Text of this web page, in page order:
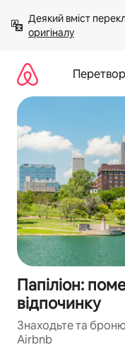
вмісту
Деякий вміст
оригіналу
Папіліон:
відпочинку
Знаходьте та
Airbnb